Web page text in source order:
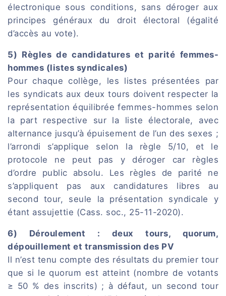
électronique sous conditions, sans déroger aux
principes généraux du droit électoral (égalité
d’accès au vote).
5) Règles de candidatures et parité femmes-
hommes (listes syndicales)
Pour chaque collège, les listes présentées par
les syndicats aux deux tours doivent respecter la
représentation équilibrée femmes-hommes selon
la part respective sur la liste électorale, avec
alternance jusqu’à épuisement de l’un des sexes ;
l’arrondi s’applique selon la règle 5/10, et le
protocole ne peut pas y déroger car règles
d’ordre public absolu. Les règles de parité ne
s’appliquent pas aux candidatures libres au
second tour, seule la présentation syndicale y
étant assujettie (Cass. soc., 25-11-2020).
6) Déroulement : deux tours, quorum,
dépouillement et transmission des PV
Il n’est tenu compte des résultats du premier tour
que si le quorum est atteint (nombre de votants
≥ 50 % des inscrits) ; à défaut, un second tour